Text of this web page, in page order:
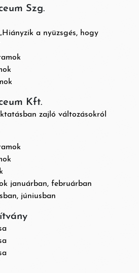
Szg.
a nyüzsgés, hogy
Kft.
zajló változásokról
januárban, februárban
júniusban